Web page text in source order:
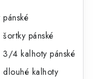
šortky pánské
3/4 kalhoty pánské
dlouhé kalhoty